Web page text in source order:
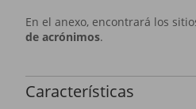
En el anexo, encontrará los
de acrónimos.
Características